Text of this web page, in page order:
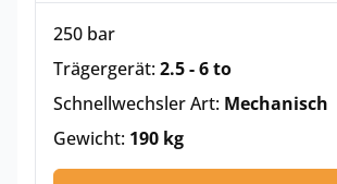
250 bar
Trägergerät:2.5 - 6 to
Schnellwechsler Art: Mechanisch
Gewicht: 190 kg